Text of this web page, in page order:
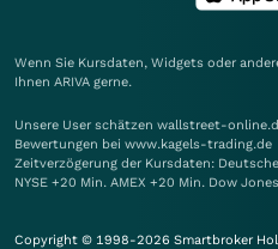
Wenn Sie Kursdaten, Widgets oder
Ihnen ARIVA gerne.
Unsere User schätzen wallstreet-
Bewertungen bei www.kagels-trading.de
Zeitverzögerung der Kursdaten:
NYSE +20 Min. AMEX +20 Min. Dow
Copyright © 1998-2026 Smartbroker